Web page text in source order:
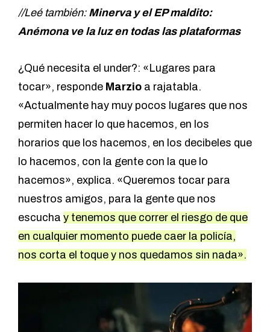
//Leé también: Minerva y el EP maldito:
Anémona ve la luz en todas las plataformas
¿Qué necesita el under?: «Lugares para
tocar», responde Marzio a rajatabla.
«Actualmente hay muy pocos lugares que nos
permiten hacer lo que hacemos, en los
horarios que los hacemos, en los decibeles que
lo hacemos, con la gente con la que lo
hacemos», explica. «Queremos tocar para
nuestros amigos, para la gente que nos
escucha y tenemos que correr el riesgo de que
en cualquier momento puede caer la policía,
nos corta el toque y nos quedamos sin nada».